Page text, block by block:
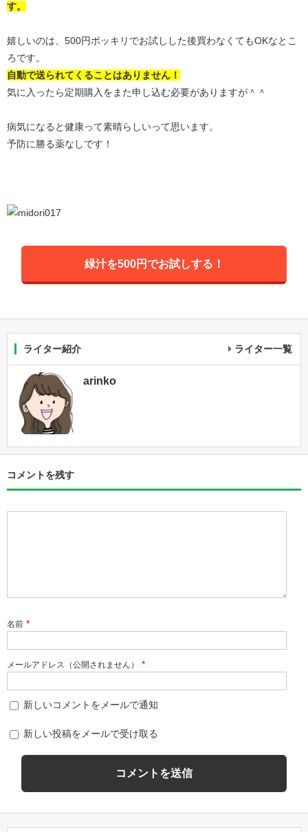
す。
嬉しいのは、500円ポッキリでお試しした後買わなくてもOKなとこ
ろです。
自動で送られてくることはありません！
気に入ったら定期購入をまた申し込む必要がありますが＾＾
病気になると健康って素晴らしいって思います。
予防に勝る薬なしです！
緑汁を500円でお試しする！
ライター紹介 ライター一覧
arinko
コメントを残す
名前 *
メールアドレス（公開されません） *
新しいコメントをメールで通知
新しい投稿をメールで受け取る